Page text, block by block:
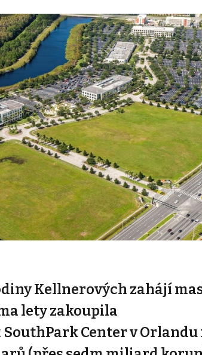
Kellnerových zahájí
lety zakoupila
Center v Orlandu